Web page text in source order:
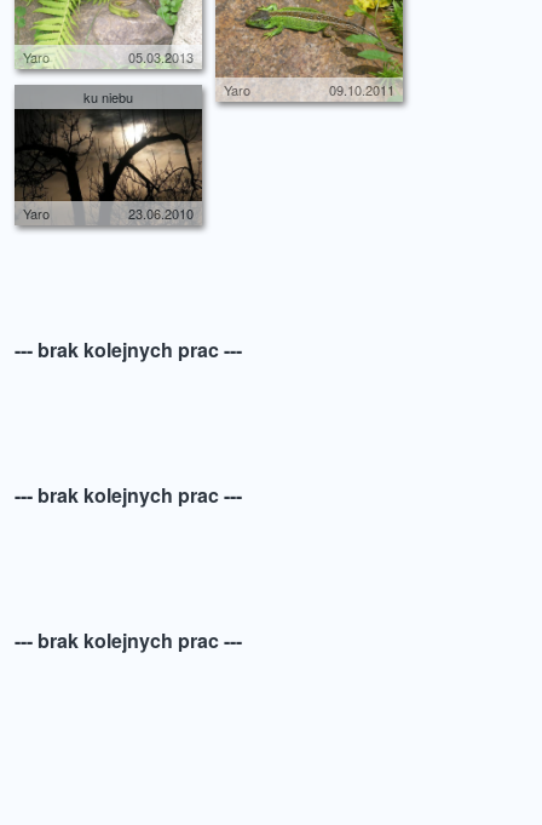
Yaro 05.03.2013
Yaro 09.10.2011
ku niebu
Yaro 23.06.2010
--- brak kolejnych prac ---
--- brak kolejnych prac ---
--- brak kolejnych prac ---